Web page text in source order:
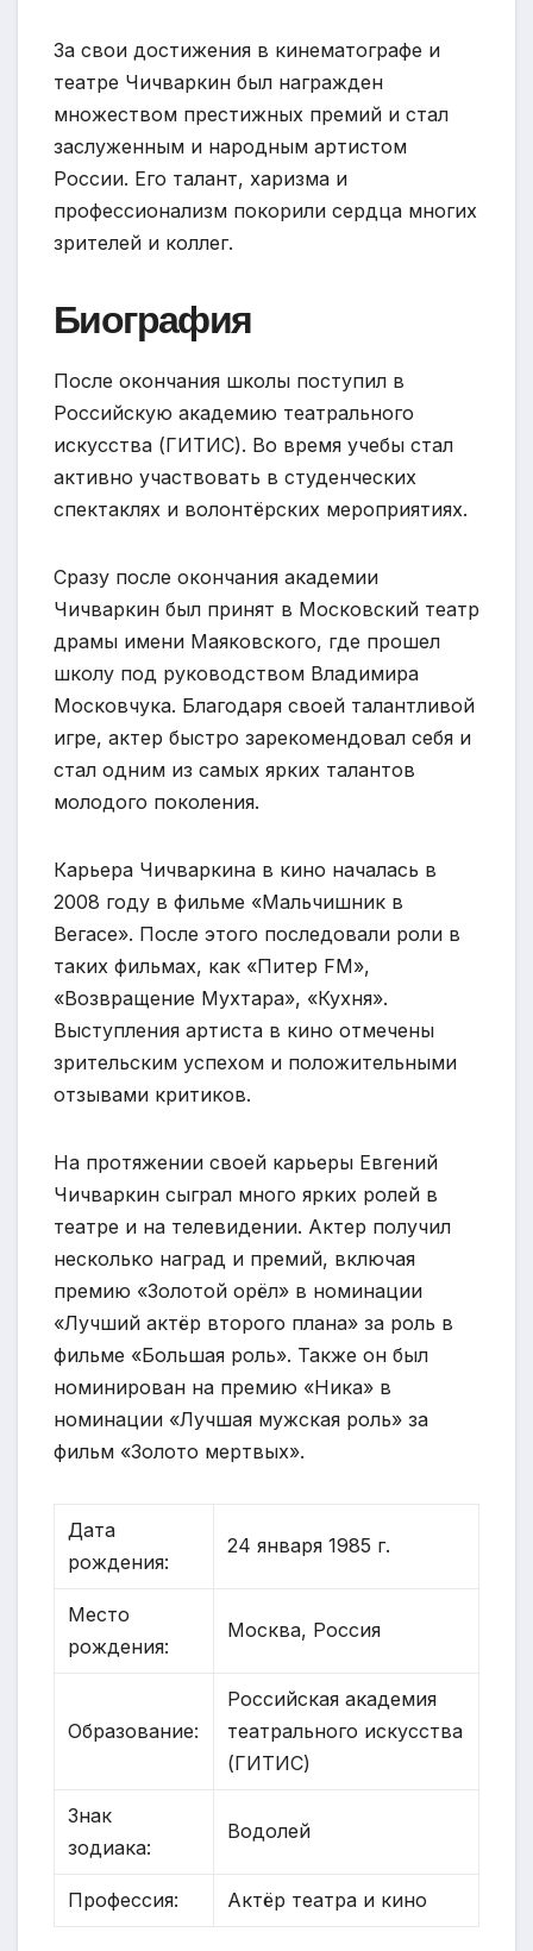
За свои достижения в кинематографе и
театре Чичваркин был награжден
множеством престижных премий и стал
заслуженным и народным артистом
России. Его талант, харизма и
профессионализм покорили сердца многих
зрителей и коллег.
Биография
После окончания школы поступил в
Российскую академию театрального
искусства (ГИТИС). Во время учебы стал
активно участвовать в студенческих
спектаклях и волонтёрских мероприятиях.
Сразу после окончания академии
Чичваркин был принят в Московский театр
драмы имени Маяковского, где прошел
школу под руководством Владимира
Московчука. Благодаря своей талантливой
игре, актер быстро зарекомендовал себя и
стал одним из самых ярких талантов
молодого поколения.
Карьера Чичваркина в кино началась в
2008 году в фильме «Мальчишник в
Вегасе». После этого последовали роли в
таких фильмах, как «Питер FM»,
«Возвращение Мухтара», «Кухня».
Выступления артиста в кино отмечены
зрительским успехом и положительными
отзывами критиков.
На протяжении своей карьеры Евгений
Чичваркин сыграл много ярких ролей в
театре и на телевидении. Актер получил
несколько наград и премий, включая
премию «Золотой орёл» в номинации
«Лучший актёр второго плана» за роль в
фильме «Большая роль». Также он был
номинирован на премию «Ника» в
номинации «Лучшая мужская роль» за
фильм «Золото мертвых».
Дата
рождения:
24 января 1985 г.
Место
рождения:
Москва, Россия
Образование:
Российская академия
театрального искусства
(ГИТИС)
Знак
зодиака:
Водолей
Профессия: Актёр театра и кино